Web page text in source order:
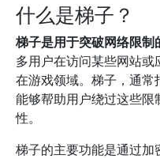
什么是梯子？
梯子是用于突破网络限制
多用户在访问某些网站
在游戏领域。梯子，通常
能够帮助用户绕过这些
性。
梯子的主要功能是通过加